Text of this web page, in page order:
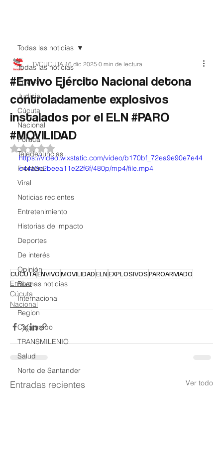
Todas las noticias
EnVivo
Judicial
Cúcuta
Nacional
Política
Teledenuncias
Frontera
Viral
Noticias recientes
Entretenimiento
Historias de impacto
Deportes
De interés
Opinión
Buenas noticias
Internacional
Region
Catatumbo
TRANSMILENIO
Salud
Norte de Santander
Todas las noticias
#Envivo Ejército Nacional detona
controladamente explosivos
instalados por el ELN #PARO
#MOVILIDAD
TVCUCUTA 16 dic 2025 0 min de lectura
Obtuvo NaN de 5 estrellas.
https://video.wixstatic.com/video/b170bf_72ea9e90e7e44
e44a3e2beea11e22f6f/480p/mp4/file.mp4
CUCUTAENVIVOMOVILIDADELNEXPLOSIVOSPAROARMADO
EnVivo
Cúcuta
Nacional
Entradas recientes Ver todo